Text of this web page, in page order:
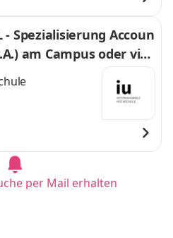
- Spezialisierung Accoun
am Campus oder virt
per Mail erhalten